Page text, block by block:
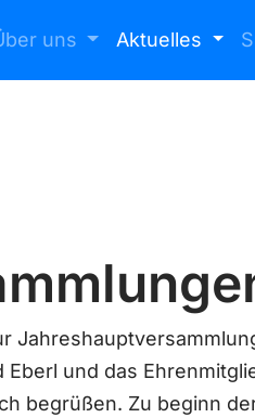
uns Aktuelles
und das
begrüßen. Zu beginn